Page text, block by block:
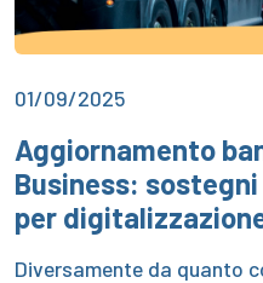
01/09/2025
Aggiornamento
Business:
per
Diversamente da quanto